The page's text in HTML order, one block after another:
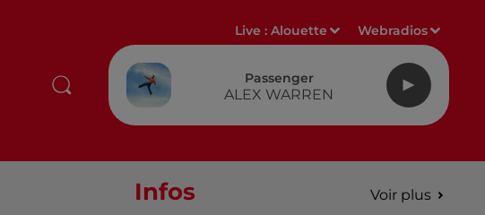
Live :Alouette Webradios
Passenger
ALEX WARREN
Infos Voir plus